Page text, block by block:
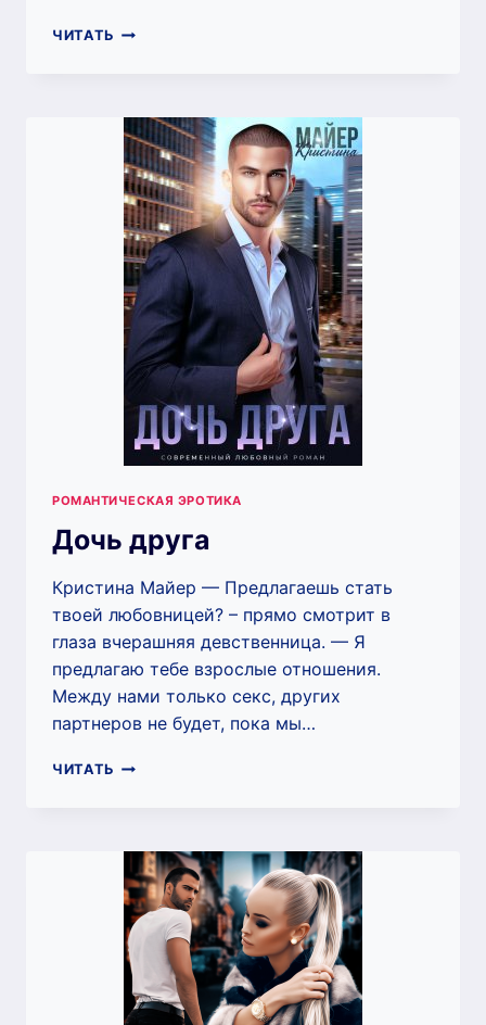
ЧИТАТЬ СТО
РОМАНТИЧЕСКАЯ ЭРОТИКА
Дочь друга
Кристина Майер — Предлагаешь стать
твоей любовницей? – прямо смотрит в
глаза вчерашняя девственница. — Я
предлагаю тебе взрослые отношения.
Между нами только секс, других
партнеров не будет, пока мы…
ЧИТАТЬ ДОЧЬ